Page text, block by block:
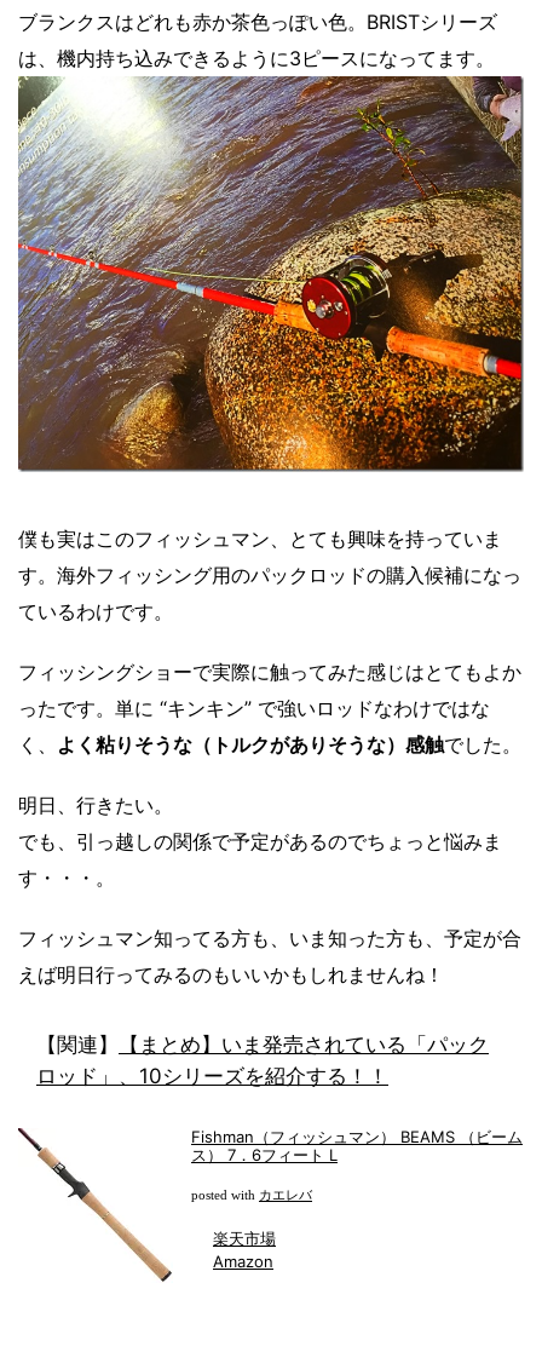
ブランクスはどれも赤か茶色っぽい色。BRISTシリーズ
は、機内持ち込みできるように3ピースになってます。
僕も実はこのフィッシュマン、とても興味を持っていま
す。海外フィッシング用のパックロッドの購入候補になっ
ているわけです。
フィッシングショーで実際に触ってみた感じはとてもよか
ったです。単に “キンキン” で強いロッドなわけではな
く、 よく粘りそうな（トルクがありそうな）感触でした。
明日、行きたい。
でも、引っ越しの関係で予定があるのでちょっと悩みま
す・・・。
フィッシュマン知ってる方も、いま知った方も、予定が合
えば明日行ってみるのもいいかもしれませんね！
【関連】
【まとめ】いま発売されている「パック
ロッド」、10シリーズを紹介する！！
Fishman（フィッシュマン） BEAMS （ビーム
ス） 7．6フィート L
posted with カエレバ
楽天市場
Amazon